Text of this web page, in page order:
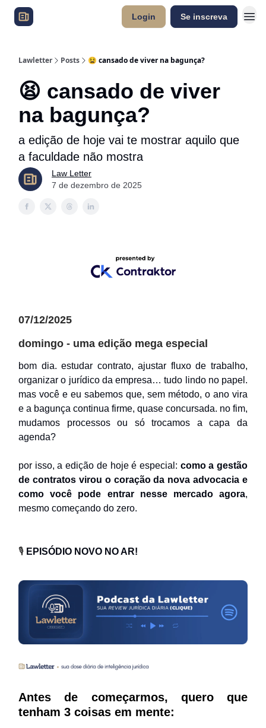
Login Se inscreva
Lawletter Posts 😫 cansado de viver na bagunça?
😫 cansado de viver
na bagunça?
a edição de hoje vai te mostrar aquilo que
a faculdade não mostra
Law Letter
7 de dezembro de 2025
07/12/2025
domingo - uma edição mega especial
bom dia. estudar contrato, ajustar fluxo de trabalho,
organizar o jurídico da empresa… tudo lindo no papel.
mas você e eu sabemos que, sem método, o ano vira
e a bagunça continua firme, quase concursada. no fim,
mudamos processos ou só trocamos a capa da
agenda?
por isso, a edição de hoje é especial: como a gestão
de contratos virou o coração da nova advocacia e
como você pode entrar nesse mercado agora,
mesmo começando do zero.
🎙️ EPISÓDIO NOVO NO AR!
Antes de começarmos, quero que
tenham 3 coisas em mente: